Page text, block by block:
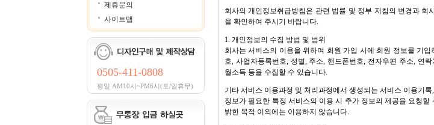
제휴문의
사이트맵
0505-411-0808
평일 AM10시~PM6시(토/일휴무)
회사의 개인정보취급방침은 관련 법률 및 정부 지침의 변경과
을 확인하여 주시기 바랍니다.
1. 개인정보의 수집 방법 및 범위
회사는 서비스의 이용을 위하여 회원 가입 시에 회원 정보를 기
호, 사업자등록번호, 성별, 주소, 핸드폰번호, 전자우편 주소, 연
월소득 등을 수집할 수 있습니다.
기타 서비스 이용과정 및 처리과정에서 생성되는 서비스 이용기
정보가 필요한 특정 서비스의 이용 시 추가 정보의 제공을 요청
밝힌 목적 이외에는 이용하지 않습니다.